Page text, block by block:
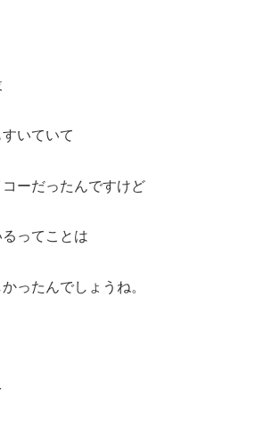
いていて
ーだったんですけど
ってことは
ったんでしょうね。